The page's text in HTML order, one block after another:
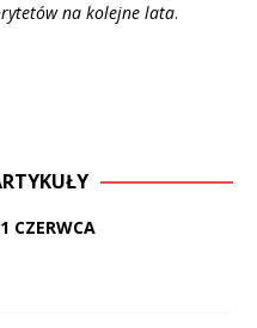
na kolejne lata.
CZERWCA